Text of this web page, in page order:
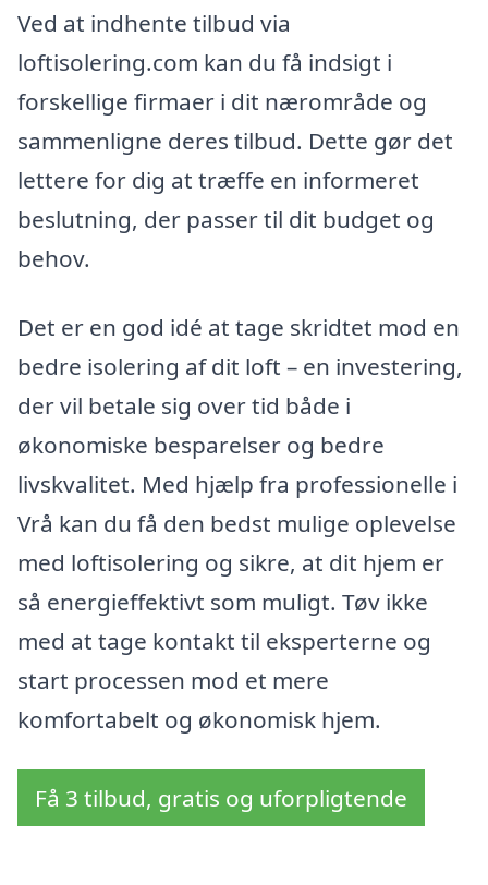
Ved at indhente tilbud via
loftisolering.com kan du få indsigt i
forskellige firmaer i dit nærområde og
sammenligne deres tilbud. Dette gør det
lettere for dig at træffe en informeret
beslutning, der passer til dit budget og
behov.
Det er en god idé at tage skridtet mod en
bedre isolering af dit loft – en investering,
der vil betale sig over tid både i
økonomiske besparelser og bedre
livskvalitet. Med hjælp fra professionelle i
Vrå kan du få den bedst mulige oplevelse
med loftisolering og sikre, at dit hjem er
så energieffektivt som muligt. Tøv ikke
med at tage kontakt til eksperterne og
start processen mod et mere
komfortabelt og økonomisk hjem.
Få 3 tilbud, gratis og uforpligtende